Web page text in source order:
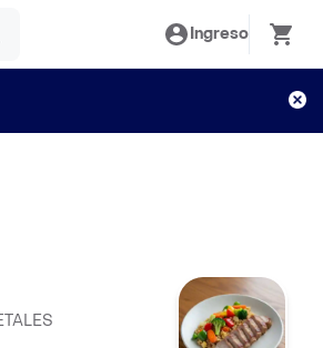
Ingreso